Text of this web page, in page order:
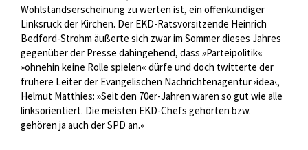
Wohlstandserscheinung zu werten ist, ein offenkundiger
Linksruck der Kirchen. Der EKD-Ratsvorsitzende Heinrich
Bedford-Strohm äußerte sich zwar im Sommer dieses Jahres
gegenüber der Presse dahingehend, dass »Parteipolitik«
»ohnehin keine Rolle spielen« dürfe und doch twitterte der
frühere Leiter der Evangelischen Nachrichtenagentur ›idea‹,
Helmut Matthies: »Seit den 70er-Jahren waren so gut wie alle
linksorientiert. Die meisten EKD-Chefs gehörten bzw.
gehören ja auch der SPD an.«